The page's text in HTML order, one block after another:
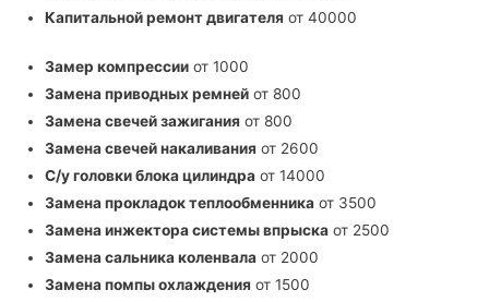
Капитальной ремонт двигателя от 40000
Замер компрессии от 1000
Замена приводных ремней от 800
Замена свечей зажигания от 800
Замена свечей накаливания от 2600
С/у головки блока цилиндра от 14000
Замена прокладок теплообменника от 3500
Замена инжектора системы впрыска от 2500
Замена сальника коленвала от 2000
Замена помпы охлаждения от 1500